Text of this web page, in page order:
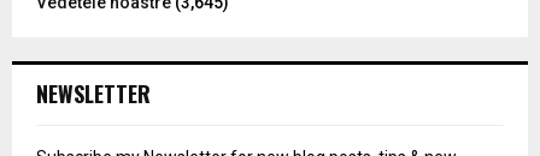
NEWSLETTER